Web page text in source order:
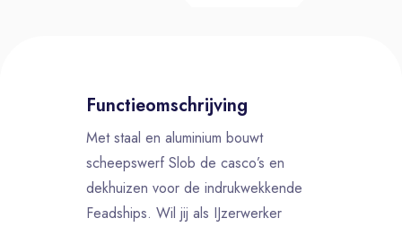
Functieomschrijving
Met staal en aluminium bouwt
scheepswerf Slob de casco’s en
dekhuizen voor de indrukwekkende
Feadships. Wil jij als IJzerwerker